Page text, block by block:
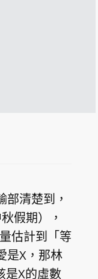
部清楚到，
假期），
估計到「等
是X，那林
是X的虛數